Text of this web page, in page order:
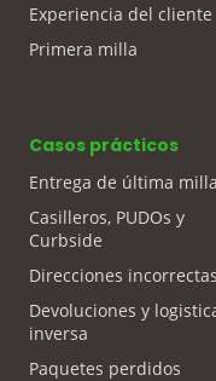
Experiencia del cliente
Primera milla
Casos prácticos
Entrega de última milla
Casilleros, PUDOs y
Curbside
Direcciones incorrectas
Devoluciones y
inversa
Paquetes perdidos